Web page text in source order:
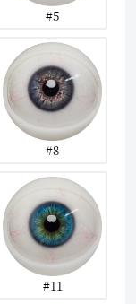
#5
#8
#11